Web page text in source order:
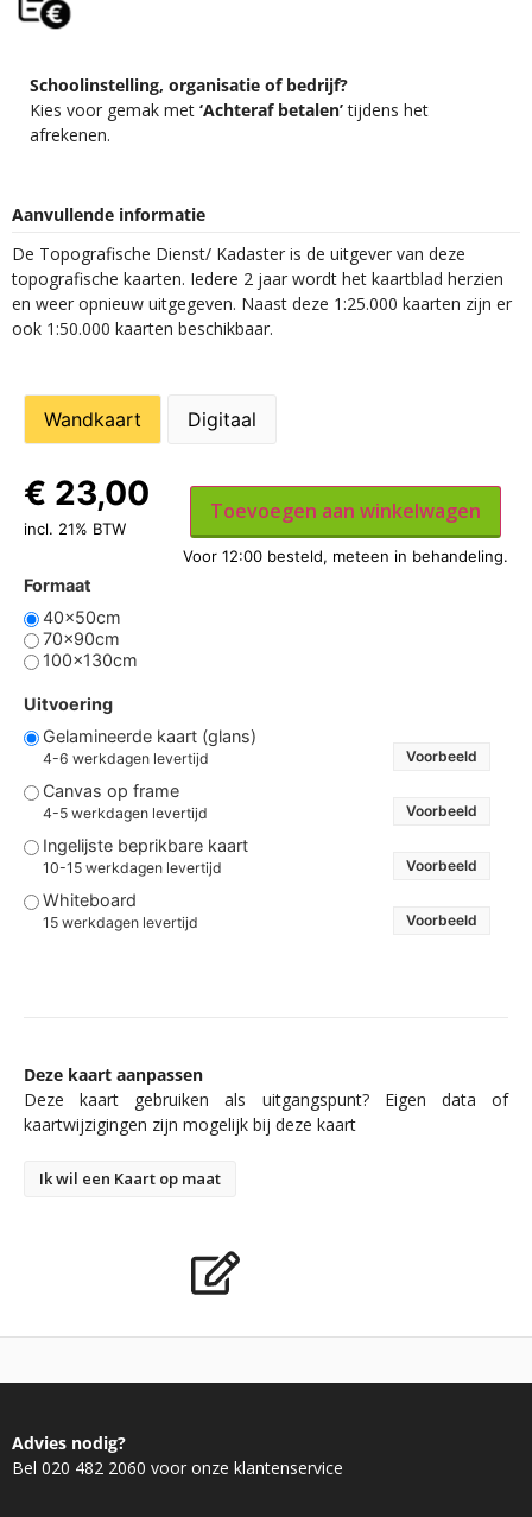
Schoolinstelling, organisatie of bedrijf?
Kies voor gemak met ‘Achteraf betalen’tijdens het
afrekenen.
Aanvullende informatie
De Topografische Dienst/ Kadaster is de uitgever van deze
topografische kaarten. Iedere 2 jaar wordt het kaartblad herzien
en weer opnieuw uitgegeven. Naast deze 1:25.000 kaarten zijn er
ook 1:50.000 kaarten beschikbaar.
Wandkaart Digitaal
Formaat
40x50cm
70x90cm
100x130cm
Uitvoering
Gelamineerde kaart (glans)
4-6 werkdagen levertijd Voorbeeld
Canvas op frame
4-5 werkdagen levertijd Voorbeeld
Ingelijste beprikbare kaart
10-15 werkdagen levertijd Voorbeeld
Whiteboard
15 werkdagen levertijd Voorbeeld
€ 23,00
incl. 21% BTW
Toevoegen aan winkelwagen
Deze kaart aanpassen
Deze kaart gebruiken als uitgangspunt? Eigen data of
kaartwijzigingen zijn mogelijk bij deze kaart
Ik wil een Kaart op maat
Advies nodig?
Bel 020 482 2060 voor onze klantenservice